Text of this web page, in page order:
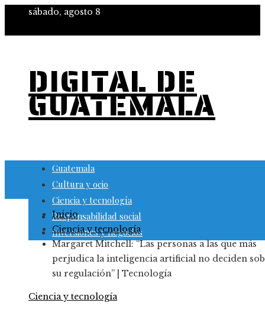
sábado, agosto 8
DIGITAL DE
GUATEMALA
Guatemala
Cultura y ocio
Ciencia y tecnología
Responsabilidad social
Inversiones y negocios
Inicio
Ciencia y tecnología
Margaret Mitchell: “Las personas a las que más
perjudica la inteligencia artificial no deciden
su regulación” | Tecnología
Ciencia y tecnología